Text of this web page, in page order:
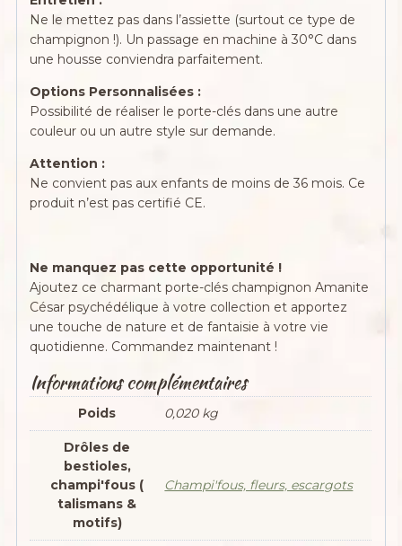
Ne le mettez pas dans l’assiette (surtout ce type de
champignon !). Un passage en machine à 30°C dans
une housse conviendra parfaitement.
Options Personnalisées :
Possibilité de réaliser le porte-clés dans une autre
couleur ou un autre style sur demande.
Attention :
Ne convient pas aux enfants de moins de 36 mois. Ce
produit n’est pas certifié CE.
Ne manquez pas cette opportunité !
Ajoutez ce charmant porte-clés champignon Amanite
César psychédélique à votre collection et apportez
une touche de nature et de fantaisie à votre vie
quotidienne. Commandez maintenant !
Informations complémentaires
Poids 0,020 kg
Drôles de
bestioles,
champi'fous (
talismans &
motifs)
Champi'fous, fleurs, escargots